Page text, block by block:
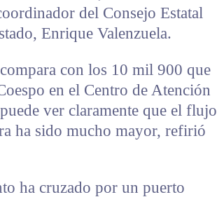
del Consejo Estatal
Enrique Valenzuela.
con los 10 mil 900 que
en el Centro de Atención
ver claramente que el flujo
ha sido mucho mayor, refirió
ha cruzado por un puerto